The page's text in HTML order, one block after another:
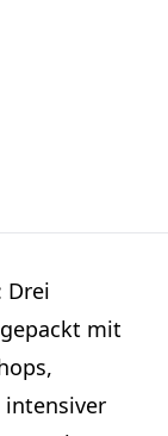
Drei
mit
intensiver